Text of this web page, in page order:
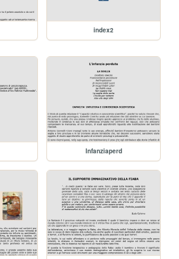
index2
Infanziaperd